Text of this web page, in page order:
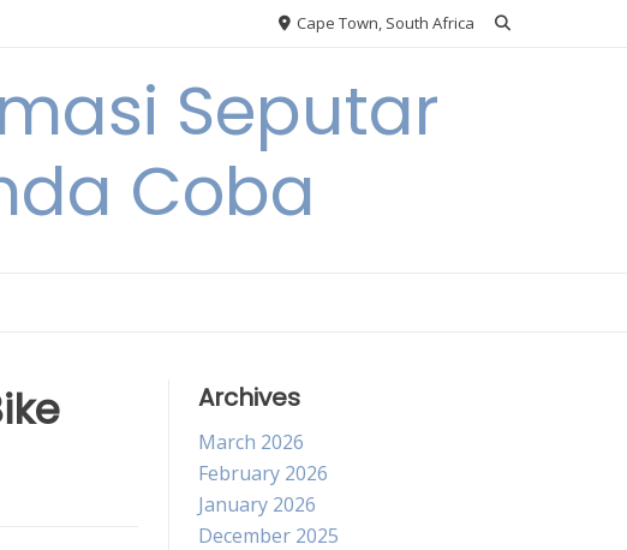
Cape Town, South Africa
Seputar
Coba
Archives
March 2026
February 2026
January 2026
December 2025